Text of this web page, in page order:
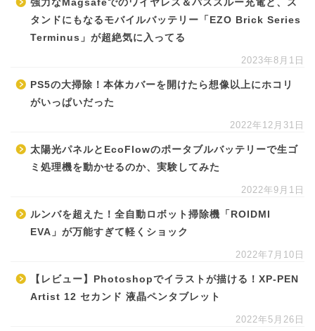
強力なMagsafeでのワイヤレス＆パススルー充電と、ス
タンドにもなるモバイルバッテリー「EZO Brick Series
Terminus」が超絶気に入ってる
2023年8月1日
PS5の大掃除！本体カバーを開けたら想像以上にホコリ
がいっぱいだった
2022年12月31日
太陽光パネルとEcoFlowのポータブルバッテリーで生ゴ
ミ処理機を動かせるのか、実験してみた
2022年9月1日
ルンバを超えた！全自動ロボット掃除機「ROIDMI
EVA」が万能すぎて軽くショック
2022年7月10日
【レビュー】Photoshopでイラストが描ける！XP-PEN
Artist 12 セカンド 液晶ペンタブレット
2022年5月26日